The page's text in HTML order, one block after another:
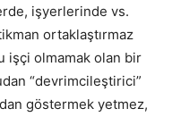
işyerlerinde vs.
ortaklaştırmaz
işçi olmamak olan bir
“devrimcileştirici”
göstermek yetmez,